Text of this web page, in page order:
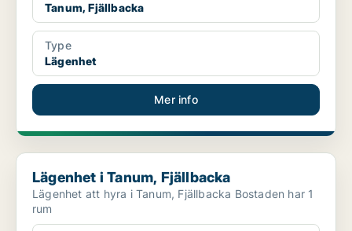
Tanum, Fjällbacka
Type
Lägenhet
Mer info
Lägenhet i Tanum, Fjällbacka
Lägenhet i Tanum, Fjällbacka
Lägenhet att hyra i Tanum, Fjällbacka Bostaden har 1
rum